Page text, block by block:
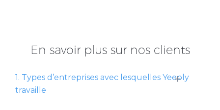
En savoir plus sur nos clients
+
1. Types d’entreprises avec lesquelles Yeeply
travaille